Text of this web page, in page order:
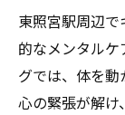
東照宮駅周辺
的なメンタル
グでは、体を動
心の緊張が解け